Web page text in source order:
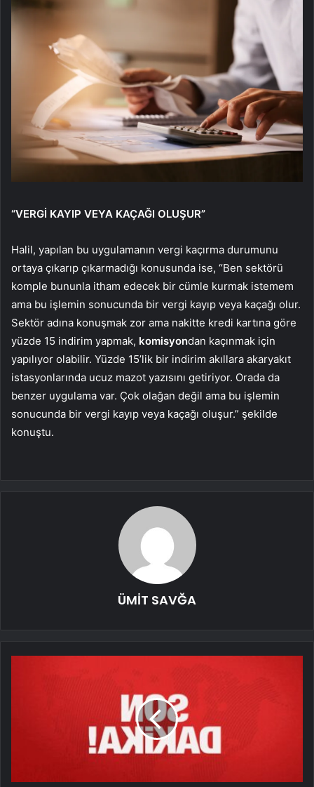
“VERGİ KAYIP VEYA KAÇAĞI OLUŞUR”
Halil, yapılan bu uygulamanın vergi kaçırma durumunu
ortaya çıkarıp çıkarmadığı konusunda ise, “Ben sektörü
komple bununla itham edecek bir cümle kurmak istemem
ama bu işlemin sonucunda bir vergi kayıp veya kaçağı olur.
Sektör adına konuşmak zor ama nakitte kredi kartına göre
yüzde 15 indirim yapmak, komisyondan kaçınmak için
yapılıyor olabilir. Yüzde 15’lik bir indirim akıllara akaryakıt
istasyonlarında ucuz mazot yazısını getiriyor. Orada da
benzer uygulama var. Çok olağan değil ama bu işlemin
sonucunda bir vergi kayıp veya kaçağı oluşur.” şekilde
konuştu.
ÜMİT SAVĞA